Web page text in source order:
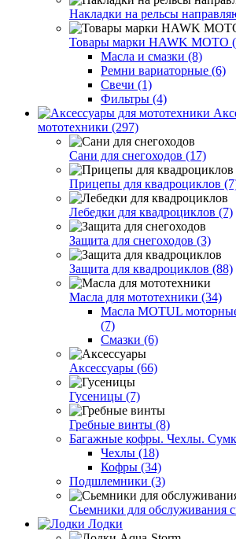
Накладки на рельсы
Товары марки HAWK MOTO
Масла и смазки (8)
Ремни вариаторные (6)
Свечи (1)
Фильтры (4)
мототехники (297)
Сани для снегоходов (17)
Прицепы для квадроциклов
Лебедки для квадроциклов (7)
Защита для снегоходов (3)
Защита для квадроциклов (88)
Масла для мототехники (34)
Масла MOTUL
(7)
Смазки (6)
Аксессуары (66)
Гусеницы (7)
Гребные винты (8)
Багажные кофры. Чехлы.
Чехлы (18)
Кофры (34)
Подшлемники (3)
Сьемники для обслуживания
Лодки